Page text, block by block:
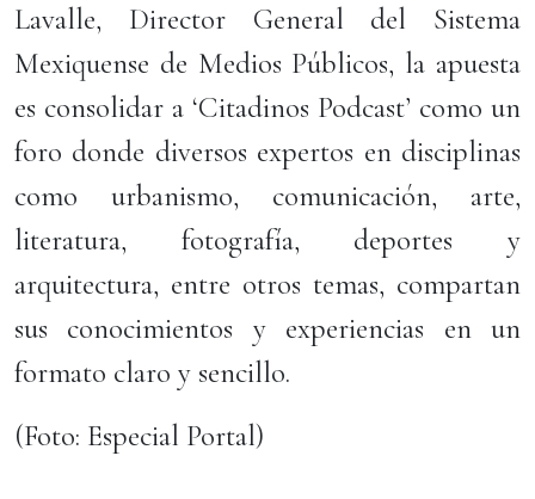
Lavalle, Director General del Sistema
Mexiquense de Medios Públicos, la apuesta
es consolidar a ‘Citadinos Podcast’ como un
foro donde diversos expertos en disciplinas
como urbanismo, comunicación, arte,
literatura, fotografía, deportes y
arquitectura, entre otros temas, compartan
sus conocimientos y experiencias en un
formato claro y sencillo.
(Foto: Especial Portal)